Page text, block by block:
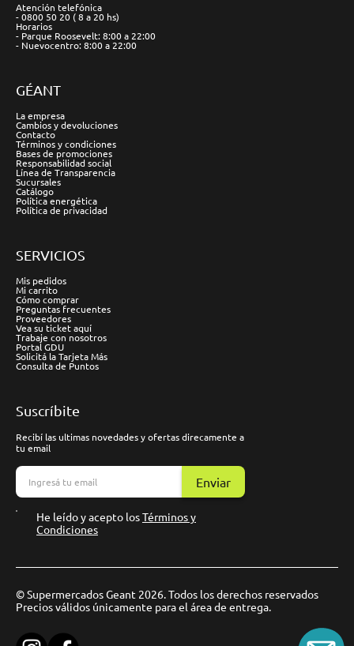
Atención telefónica
- 0800 50 20 ( 8 a 20 hs)
Horarios
- Parque Roosevelt: 8:00 a 22:00
- Nuevocentro: 8:00 a 22:00
GÉANT
La empresa
Cambios y devoluciones
Contacto
Términos y condiciones
Bases de promociones
Responsabilidad social
Línea de Transparencia
Sucursales
Catálogo
Política energética
Política de privacidad
SERVICIOS
Mis pedidos
Mi carrito
Cómo comprar
Preguntas frecuentes
Proveedores
Vea su ticket aquí
Trabaje con nosotros
Portal GDU
Solicitá la Tarjeta Más
Consulta de Puntos
Suscríbite
Recibí las ultimas novedades y ofertas direcamente a
tu email
Enviar
He leído y acepto losTérminos y
Condiciones
© Supermercados Geant 2026. Todos los derechos reservados
Precios válidos únicamente para el área de entrega.